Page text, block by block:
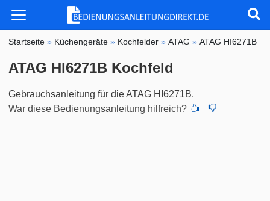
Startseite » Küchengeräte » Kochfelder »ATAG »ATAG HI6271B
ATAG HI6271B Kochfeld
Gebrauchsanleitung für die ATAG HI6271B.
War diese Bedienungsanleitung hilfreich?